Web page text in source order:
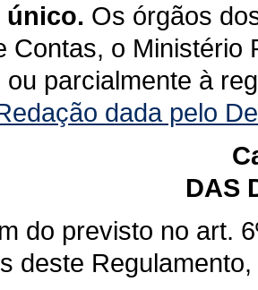
único. Os órgãos
Contas, o Ministério
ou parcialmente à
dada pelo
DAS
do previsto no art.
deste